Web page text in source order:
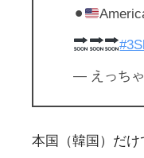
⚫︎
— えっち
本国（韓国）だけ